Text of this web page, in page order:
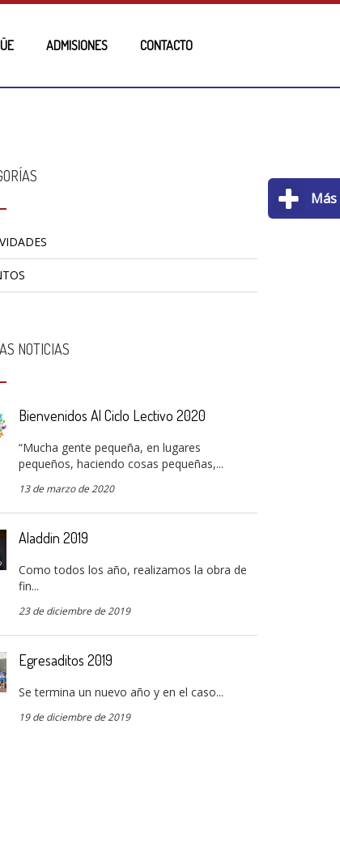
ADMISIONES CONTACTO
NOTICIAS
Bienvenidos Al Ciclo Lectivo 2020
“Mucha gente pequeña, en lugares
pequeños, haciendo cosas pequeñas,...
13 de marzo de 2020
Aladdin 2019
Como todos los año, realizamos la obra de
fin...
23 de diciembre de 2019
Egresaditos 2019
Se termina un nuevo año y en el caso...
19 de diciembre de 2019